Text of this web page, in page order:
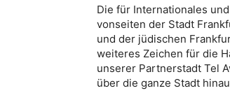
Die für Internationales
vonseiten der Stadt
und der jüdischen
weiteres Zeichen für die
unserer Partnerstadt Tel
über die ganze Stadt